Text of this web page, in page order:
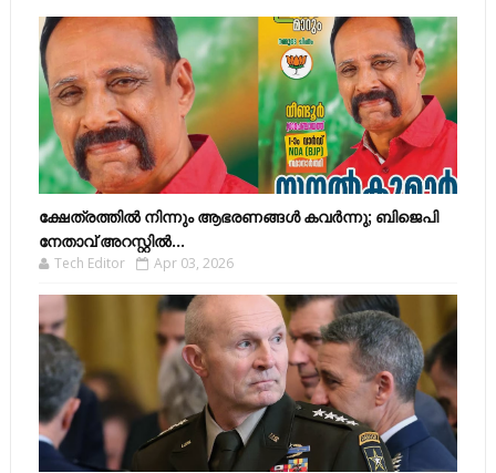
ക്ഷേത്രത്തിൽ നിന്നും ആഭരണങ്ങൾ കവർന്നു; ബിജെപി
നേതാവ് അറസ്റ്റിൽ...
Tech Editor Apr 03, 2026